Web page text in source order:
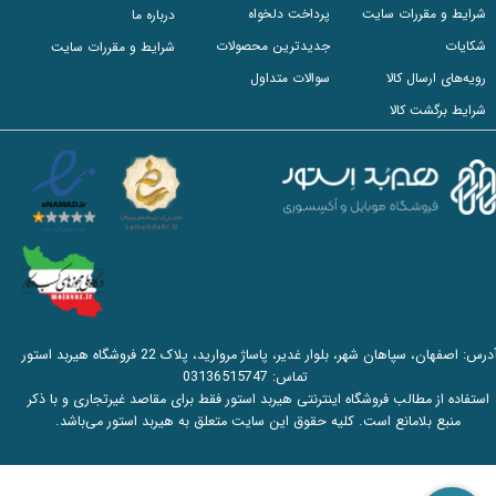
شرایط و مقررات سایت
شکایات
رویه‌های ارسال کالا
شرایط برگشت کالا
پرداخت دلخواه
جدیدترین محصولات
سوالات متداول
درباره ما
شرایط و مقررات سایت
آدرس: اصفهان، سپاهان شهر، بلوار غدیر، پاساژ مروارید، پلاک 22 فروشگاه هیربد استور
تماس: 03136515747
استفاده از مطالب فروشگاه اینترنتی هیربد استور فقط برای مقاصد غیرتجاری و با ذکر
منبع بلامانع است. کلیه حقوق این سایت متعلق به هیربد استور می‌باشد.​​​​​​​